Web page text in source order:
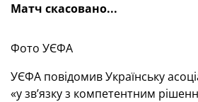
Матч скасовано...
Фото УЄФА
УЄФА повідомив Українську
«у зв’язку з компетентним